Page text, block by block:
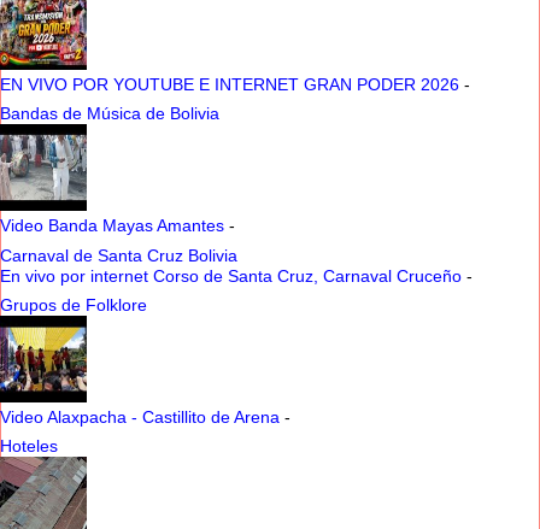
EN VIVO POR YOUTUBE E INTERNET GRAN PODER 2026 -
Bandas de Música de Bolivia
Video Banda Mayas Amantes -
Carnaval de Santa Cruz Bolivia
En vivo por internet Corso de Santa Cruz, Carnaval Cruceño -
Grupos de Folklore
Video Alaxpacha - Castillito de Arena -
Hoteles